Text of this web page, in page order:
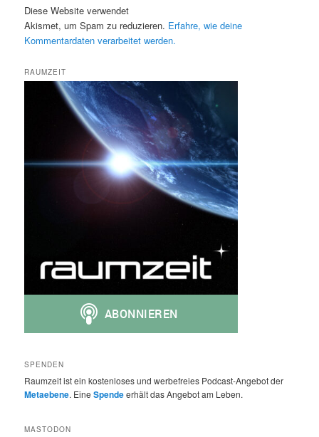
Diese Website verwendet
Akismet, um Spam zu reduzieren. Erfahre, wie deine
Kommentardaten verarbeitet werden.
RAUMZEIT
SPENDEN
Raumzeit ist ein kostenloses und werbefreies Podcast-Angebot der
Metaebene. EineSpendeerhält das Angebot am Leben.
MASTODON